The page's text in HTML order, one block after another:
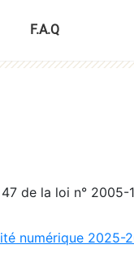
F.A.Q
de la loi n° 2005-
numérique 2025-